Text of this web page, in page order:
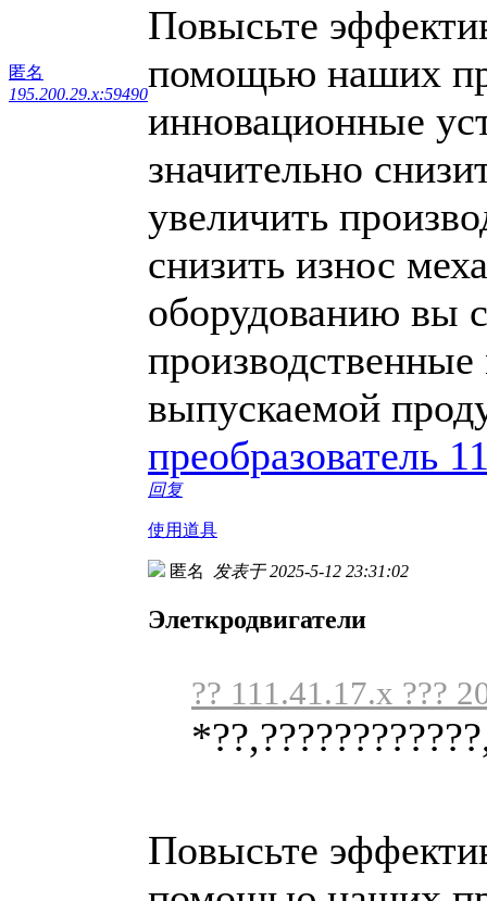
匿名
195.200.29.x:59490
Повысьте
помощью наших
инновационные
значительно
увеличить
снизить износ
оборудованию вы
выпускаемой
преобразователь
回复
使用道具
匿名 发表于 2025-5-12 23:31:02
Элеткродвигатели
?? 111.41.17.x ???
Повысьте